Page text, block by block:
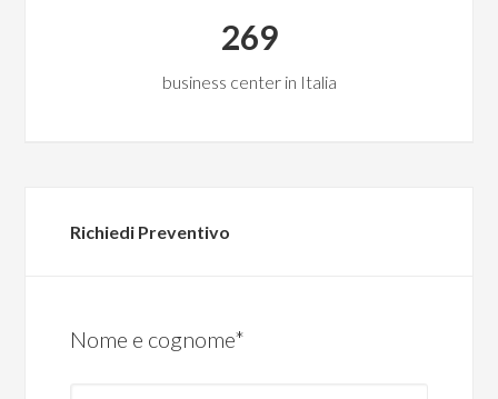
269
business center in Italia
Richiedi Preventivo
Nome e cognome*